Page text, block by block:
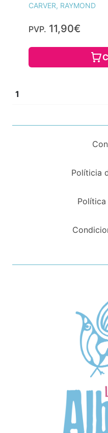
CARVER, RAYMOND
PVP. 11,90€
1
Políticia